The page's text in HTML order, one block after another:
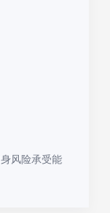
风险承受能